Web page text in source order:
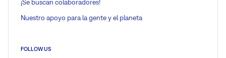
¡Se buscan colaboradores!
Nuestro apoyo para la gente y el planeta
FOLLOW US